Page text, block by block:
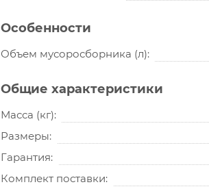
Особенности
Объем мусоросборника (л)
Общие характеристики
Масса (кг)
Размеры
Гарантия
Комплект поставки